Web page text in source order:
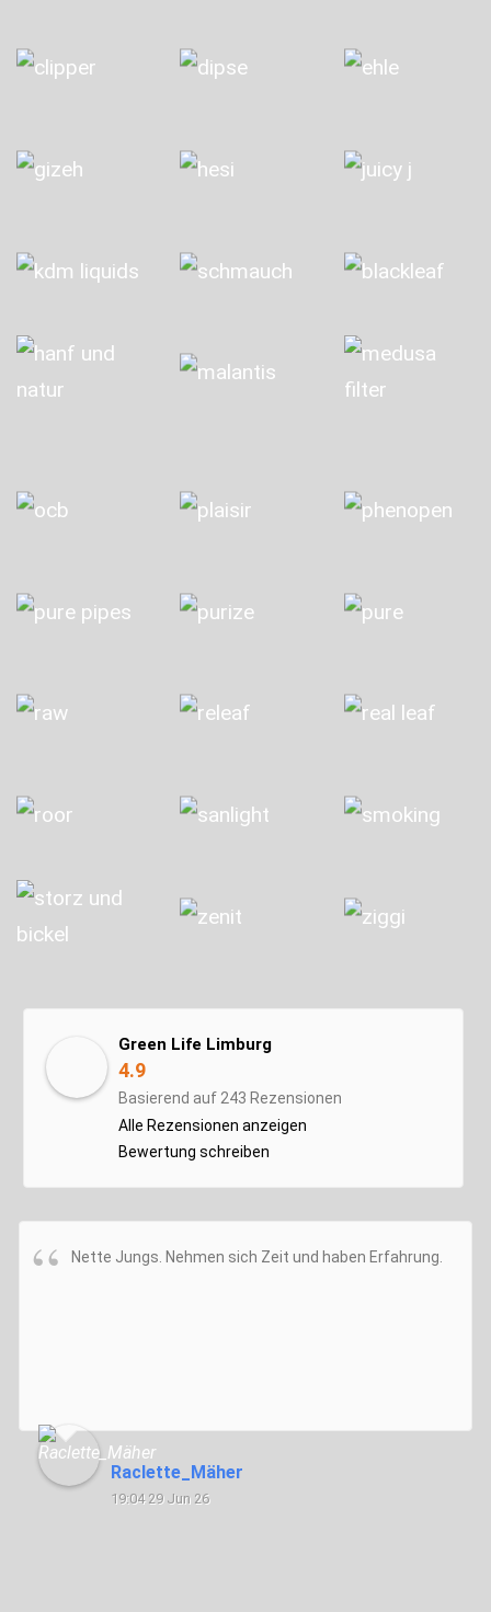
Green Life Limburg
4.9
Basierend auf 243 Rezensionen
Alle Rezensionen anzeigen
Bewertung schreiben
Nette Jungs. Nehmen sich Zeit und haben Erfahrung.
Raclette_Mäher
19:04 29 Jun 26